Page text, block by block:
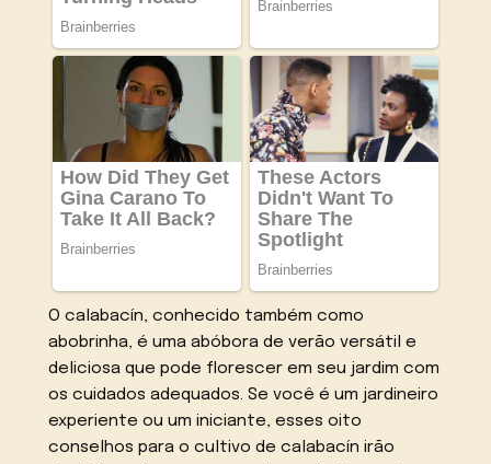
O calabacín, conhecido também como
abobrinha, é uma abóbora de verão versátil e
deliciosa que pode florescer em seu jardim com
os cuidados adequados. Se você é um jardineiro
experiente ou um iniciante, esses oito
conselhos para o cultivo de calabacín irão